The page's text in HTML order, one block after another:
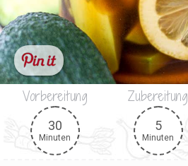
Vorbereitung
30
Minuten
Zubereitung
5
Minuten